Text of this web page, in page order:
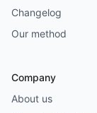
Changelog
Our method
Company
About us